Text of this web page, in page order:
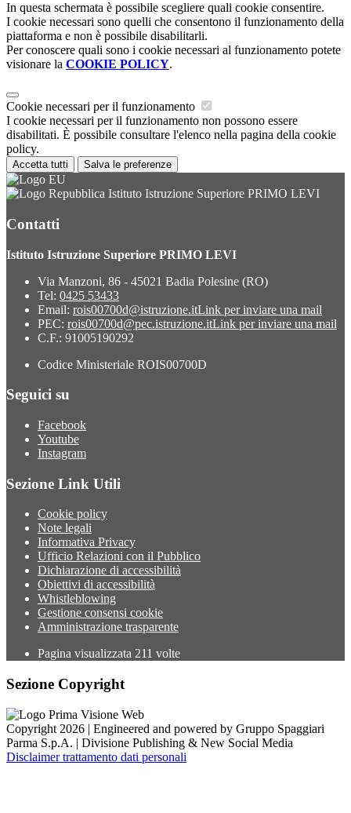
In questa schermata è possibile scegliere quali cookie consentire.
I cookie necessari sono quelli che consentono il funzionamento della
piattaforma e non è possibile disabilitarli.
Per conoscere quali sono i cookie necessari al funzionamento potete
visionare la COOKIE POLICY.
Cookie necessari per il funzionamento
I cookie necessari per il funzionamento non possono essere
disabilitati. È possibile consultare l'elenco nella pagina della cookie
policy.
Accetta tutti Salva le preferenze
Istituto Istruzione Superiore PRIMO LEVI
Contatti
Istituto Istruzione Superiore PRIMO LEVI
Via Manzoni, 86 - 45021 Badia Polesine (RO)
Tel: 0425 53433
Email: rois00700d@istruzione.itLink per inviare una mail
PEC: rois00700d@pec.istruzione.itLink per inviare una mail
C.F.: 91005190292
Codice Ministeriale ROIS00700D
Seguici su
Facebook
Youtube
Instagram
Sezione Link Utili
Cookie policy
Note legali
Informativa Privacy
Ufficio Relazioni con il Pubblico
Dichiarazione di accessibilità
Obiettivi di accessibilità
Whistleblowing
Gestione consensi cookie
Amministrazione trasparente
Pagina visualizzata 211 volte
Sezione Copyright
Copyright 2026 | Engineered and powered by Gruppo Spaggiari
Parma S.p.A. | Divisione Publishing & New Social Media
Disclaimer trattamento dati personali